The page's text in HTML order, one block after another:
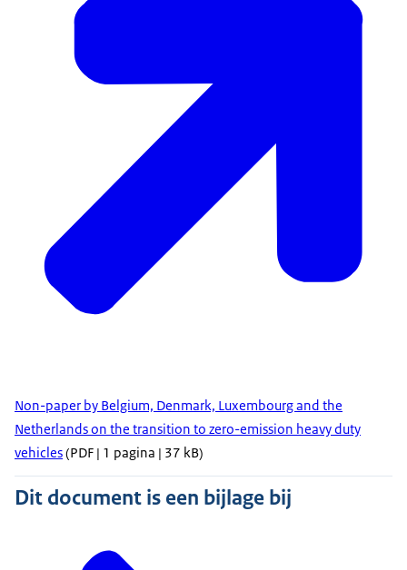
Non-paper by Belgium, Denmark, Luxembourg and the
Netherlands on the transition to zero-emission heavy duty
vehicles(PDF | 1 pagina | 37 kB)
Dit document is een bijlage bij